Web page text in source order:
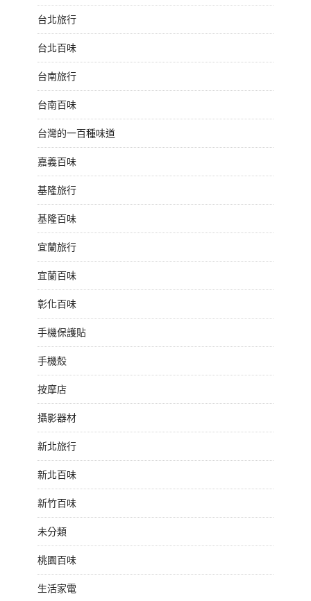
台北旅行
台北百味
台南旅行
台南百味
台灣的一百種味道
嘉義百味
基隆旅行
基隆百味
宜蘭旅行
宜蘭百味
彰化百味
手機保護貼
手機殼
按摩店
攝影器材
新北旅行
新北百味
新竹百味
未分類
桃園百味
生活家電